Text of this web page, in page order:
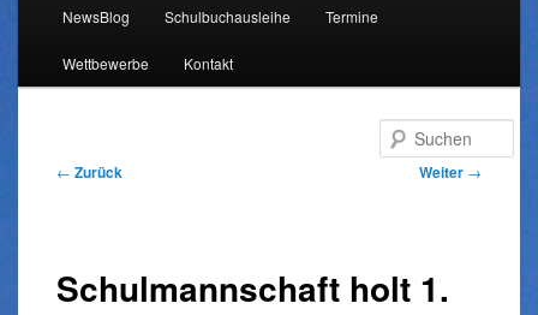
wechseln
NewsBlog Schulbuchausleihe Termine
Wettbewerbe Kontakt
Beitragsnavigation
← Zurück Weiter →
Schulmannschaft holt 1.